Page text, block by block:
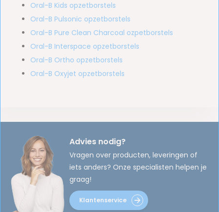
Oral-B Kids opzetborstels
Oral-B Pulsonic opzetborstels
Oral-B Pure Clean Charcoal ozpetborstels
Oral-B Interspace opzetborstels
Oral-B Ortho opzetborstels
Oral-B Oxyjet opzetborstels
Advies nodig?
Vragen over producten, leveringen of
iets anders? Onze specialisten helpen je
graag!
Klantenservice